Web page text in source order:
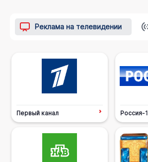
Реклама на телевидении
Первый канал Россия-1